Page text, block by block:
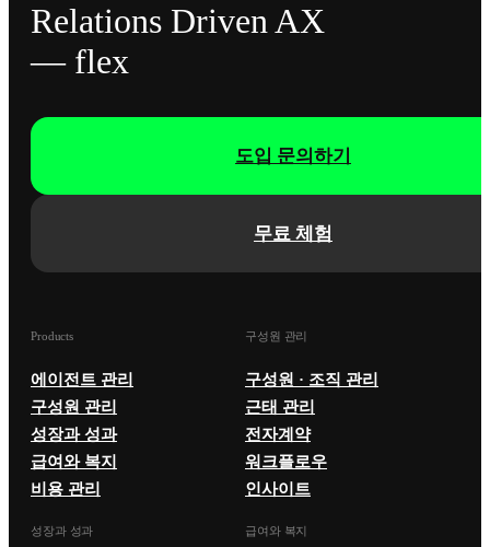
Relations Driven AX
— flex
무료 체험
도입 문의하기
Products
에이전트 관리
구성원 관리
성장과 성과
급여와 복지
비용 관리
구성원 관리
구성원 · 조직 관리
근태 관리
전자계약
워크플로우
인사이트
성장과 성과 급여와 복지